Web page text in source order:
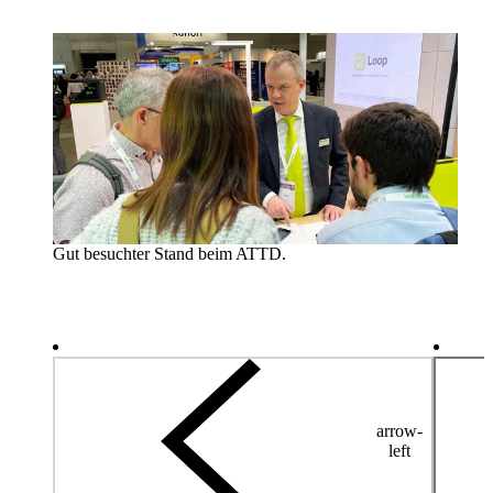
Gut besuchter Stand beim ATTD.
arrow-
left